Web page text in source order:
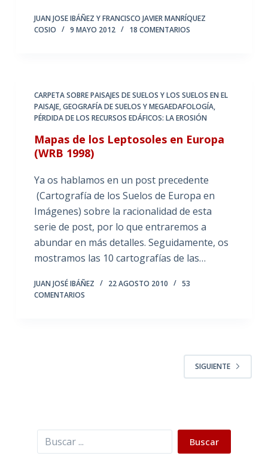
JUAN JOSE IBÁÑEZ Y FRANCISCO JAVIER MANRÍQUEZ
COSIO
9 MAYO 2012 18 COMENTARIOS
CARPETA SOBRE PAISAJES DE SUELOS Y LOS SUELOS EN EL
PAISAJE,GEOGRAFÍA DE SUELOS Y MEGAEDAFOLOGÍA,
PÉRDIDA DE LOS RECURSOS EDÁFICOS: LA EROSIÓN
Mapas de los Leptosoles en Europa
(WRB 1998)
Ya os hablamos en un post precedente
(Cartografía de los Suelos de Europa en
Imágenes) sobre la racionalidad de esta
serie de post, por lo que entraremos a
abundar en más detalles. Seguidamente, os
mostramos las 10 cartografías de las…
JUAN JOSÉ IBÁÑEZ 22 AGOSTO 2010
53
COMENTARIOS
SIGUIENTE
Buscar Buscar